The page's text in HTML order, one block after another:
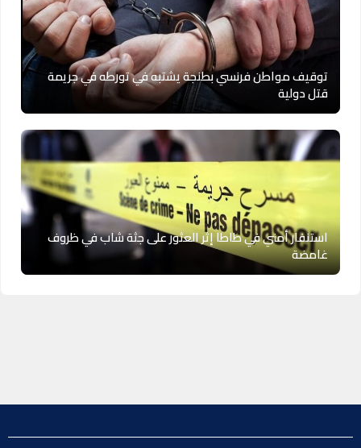
توقيف مواطن فرنسي بطنجة يشتبه في تورطه في جريمة
قتل دولية
استنفار أمني في طاطا إثر العثور على جثة شاب في ظروف
غامضة